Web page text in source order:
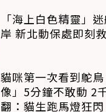
「海上白色精靈」
岸 新北動保處即刻
貓咪第一次看到鴕
像」5分鐘不敢動 2
翻：貓生跑馬燈狂閃